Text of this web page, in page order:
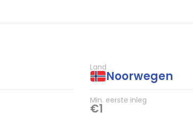
Land
Noorwegen
Min. eerste inleg
€1